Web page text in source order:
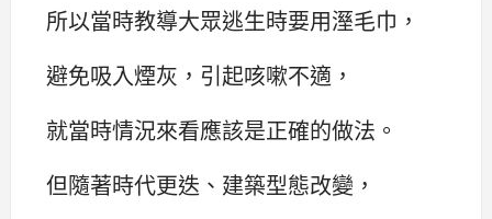
所以當時教導大眾逃生時要用溼毛巾，
避免吸入煙灰，引起咳嗽不適，
就當時情況來看應該是正確的做法。
但隨著時代更迭、建築型態改變，